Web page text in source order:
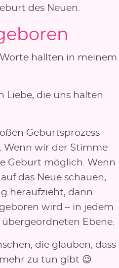
des Neuen.
Worte hallten in meinem
Liebe, die uns halten
Geburtsprozess
Wenn wir der Stimme
Geburt möglich. Wenn
das Neue schauen,
heraufzieht, dann
wird – in jedem
Ebene.
die glauben, dass
zu tun gibt 😉